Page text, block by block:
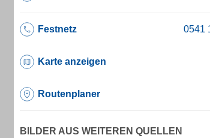
Festnetz
Karte anzeigen
Routenplaner
BILDER AUS WEITEREN QUELLEN